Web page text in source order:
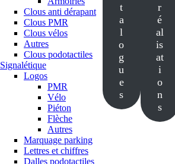
Clous anti dérapant
Clous PMR
Clous vélos
Autres
Clous podotactiles
Signalétique
Logos
PMR
Vélo
Piéton
Flèche
Autres
Marquage parking
Lettres et chiffres
Dalles podotactiles
t
a
l
o
g
u
e
s
r
é
al
is
at
i
o
n
s